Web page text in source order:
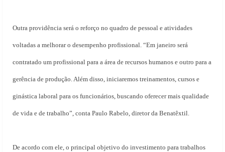
Outra providência será o reforço no quadro de pessoal e atividades
voltadas a melhorar o desempenho profissional. “Em janeiro será
contratado um profissional para a área de recursos humanos e outro para a
gerência de produção. Além disso, iniciaremos treinamentos, cursos e
ginástica laboral para os funcionários, buscando oferecer mais qualidade
de vida e de trabalho”, conta Paulo Rabelo, diretor da Benatêxtil.
De acordo com ele, o principal objetivo do investimento para trabalhos